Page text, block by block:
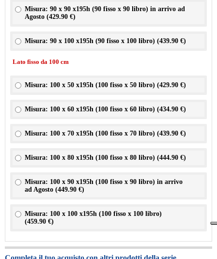
Misura: 90 x 90 x195h (90 fisso x 90 libro) in arrivo ad
Agosto (429.90 €)
Misura: 90 x 100 x195h (90 fisso x 100 libro) (439.90 €)
Lato fisso da 100 cm
Misura: 100 x 50 x195h (100 fisso x 50 libro) (429.90 €)
Misura: 100 x 60 x195h (100 fisso x 60 libro) (434.90 €)
Misura: 100 x 70 x195h (100 fisso x 70 libro) (439.90 €)
Misura: 100 x 80 x195h (100 fisso x 80 libro) (444.90 €)
Misura: 100 x 90 x195h (100 fisso x 90 libro) in arrivo
ad Agosto (449.90 €)
Misura: 100 x 100 x195h (100 fisso x 100 libro)
(459.90 €)